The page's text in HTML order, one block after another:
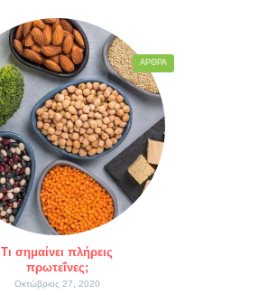
Τι σημαίνει πλήρεις
πρωτεΐνες;
Οκτώβριος 27, 2020
ΆΡΘΡΑ